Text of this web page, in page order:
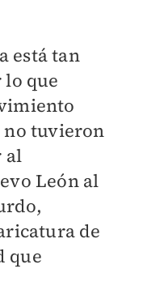
está tan
que
no tuvieron
al
León al
de
que